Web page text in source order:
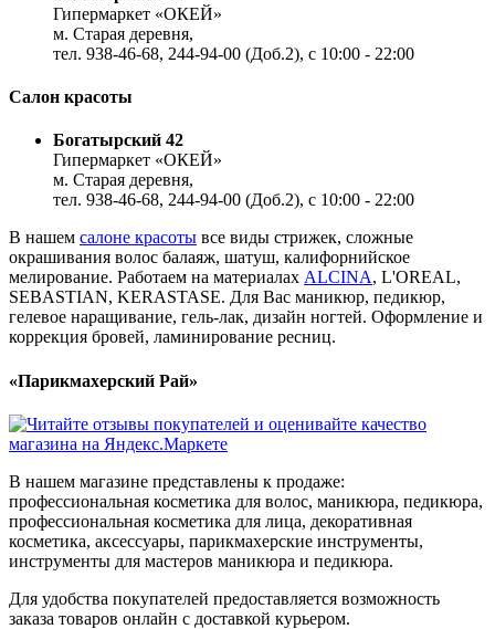
Гипермаркет «ОКЕЙ»
м. Старая деревня,
тел. 938-46-68, 244-94-00 (Доб.2), c 10:00 - 22:00
Салон красоты
Богатырский 42
Гипермаркет «ОКЕЙ»
м. Старая деревня,
тел. 938-46-68, 244-94-00 (Доб.2), c 10:00 - 22:00
В нашем салоне красоты все виды стрижек, сложные
окрашивания волос балаяж, шатуш, калифорнийское
мелирование. Работаем на материалах ALCINA, L'OREAL,
SEBASTIAN, KERASTASE. Для Вас маникюр, педикюр,
гелевое наращивание, гель-лак, дизайн ногтей. Оформление и
коррекция бровей, ламинирование ресниц.
«Парикмахерский Рай»
В нашем магазине представлены к продаже:
профессиональная косметика для волос, маникюра, педикюра,
профессиональная косметика для лица, декоративная
косметика, аксессуары, парикмахерские инструменты,
инструменты для мастеров маникюра и педикюра.
Для удобства покупателей предоставляется возможность
заказа товаров онлайн с доставкой курьером.